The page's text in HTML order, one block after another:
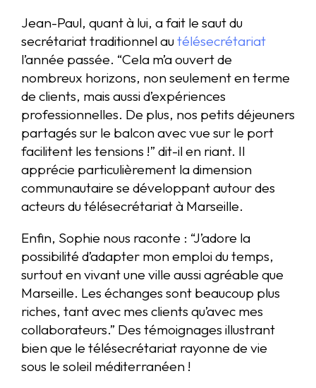
Jean-Paul, quant à lui, a fait le saut du
secrétariat traditionnel autélésecrétariat
l’année passée. “Cela m’a ouvert de
nombreux horizons, non seulement en terme
de clients, mais aussi d’expériences
professionnelles. De plus, nos petits déjeuners
partagés sur le balcon avec vue sur le port
facilitent les tensions !” dit-il en riant. Il
apprécie particulièrement la dimension
communautaire se développant autour des
acteurs du télésecrétariat à Marseille.
Enfin, Sophie nous raconte : “J’adore la
possibilité d’adapter mon emploi du temps,
surtout en vivant une ville aussi agréable que
Marseille. Les échanges sont beaucoup plus
riches, tant avec mes clients qu’avec mes
collaborateurs.” Des témoignages illustrant
bien que le télésecrétariat rayonne de vie
sous le soleil méditerranéen !